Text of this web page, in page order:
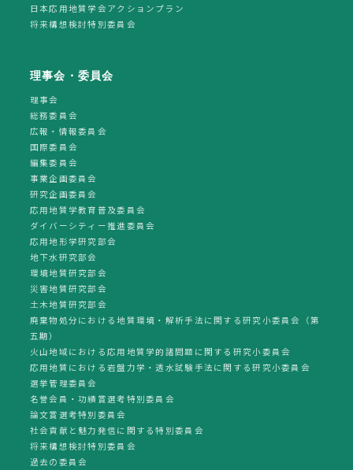
日本応用地質学会アクションプラン
将来構想検討特別委員会
理事会・委員会
理事会
総務委員会
広報・情報委員会
国際委員会
編集委員会
事業企画委員会
研究企画委員会
応用地質学教育普及委員会
ダイバーシティー推進委員会
応用地形学研究部会
地下水研究部会
環境地質研究部会
災害地質研究部会
土木地質研究部会
廃棄物処分における地質環境・解析手法に関する研究小委員会（第
五期）
火山地域における応用地質学的諸問題に関する研究小委員会
応用地質における岩盤力学・透水試験手法に関する研究小委員会
選挙管理委員会
名誉会員・功績賞選考特別委員会
論文賞選考特別委員会
社会貢献と魅力発信に関する特別委員会
将来構想検討特別委員会
過去の委員会